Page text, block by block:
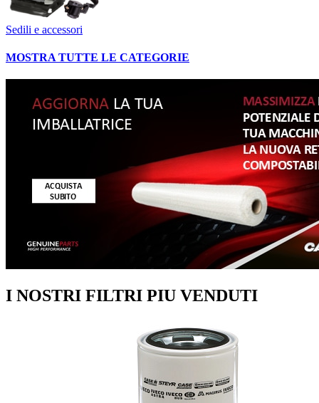
Sedili e accessori
MOSTRA TUTTE LE CATEGORIE
I NOSTRI FILTRI PIU VENDUTI